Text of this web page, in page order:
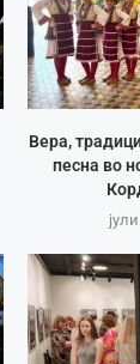
Вера,
песна во